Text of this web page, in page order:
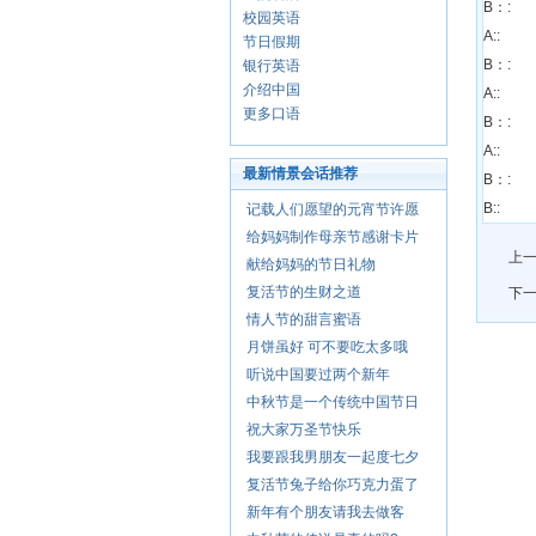
校园英语
节日假期
银行英语
介绍中国
更多口语
最新情景会话推荐
记载人们愿望的元宵节许愿
给妈妈制作母亲节感谢卡片
献给妈妈的节日礼物
复活节的生财之道
情人节的甜言蜜语
月饼虽好 可不要吃太多哦
听说中国要过两个新年
中秋节是一个传统中国节日
祝大家万圣节快乐
我要跟我男朋友一起度七夕
复活节兔子给你巧克力蛋了
新年有个朋友请我去做客
B：:
A::
B：:
A::
B：:
A::
B：:
B::
上
下